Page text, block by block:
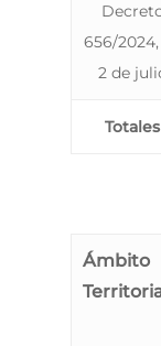
656/
2 de
Totales
Ámbito